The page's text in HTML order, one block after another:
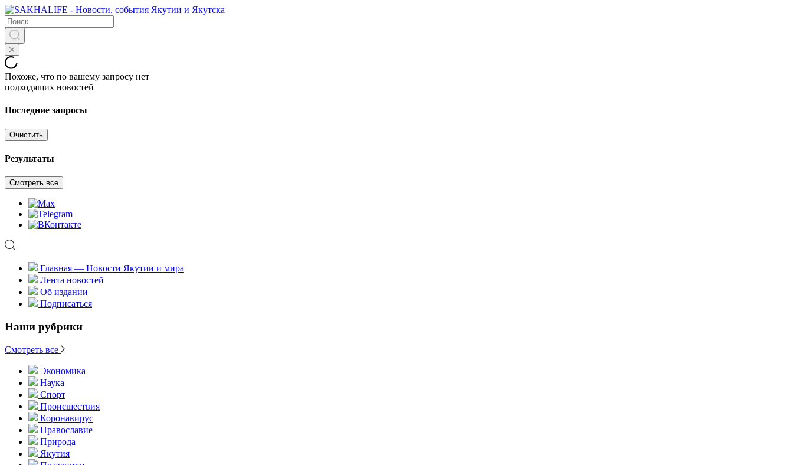
Похоже, что по вашему запросу нет
подходящих новостей
Последние запросы
Очистить
Результаты
Смотреть все
Главная — Новости Якутии и мира
Лента новостей
Об издании
Подписаться
Наши рубрики
Смотреть все
Экономика
Наука
Спорт
Происшествия
Коронавирус
Православие
Природа
Якутия